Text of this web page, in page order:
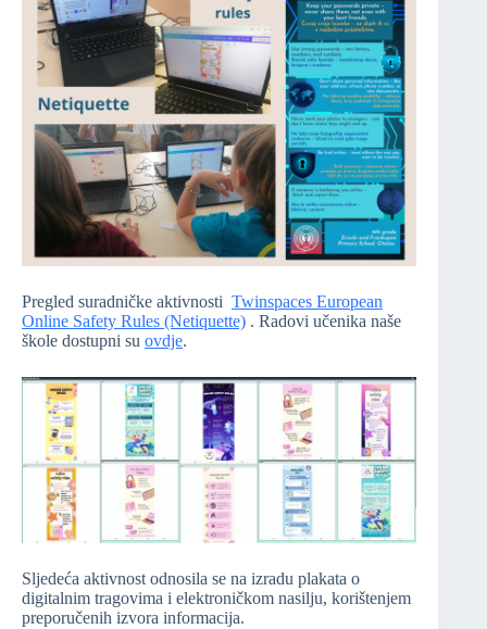
Pregled suradničke aktivnosti Twinspaces European
Online Safety Rules (Netiquette) . Radovi učenika naše
škole dostupni su ovdje.
Sljedeća aktivnost odnosila se na izradu plakata o
digitalnim tragovima i elektroničkom nasilju, korištenjem
preporučenih izvora informacija.